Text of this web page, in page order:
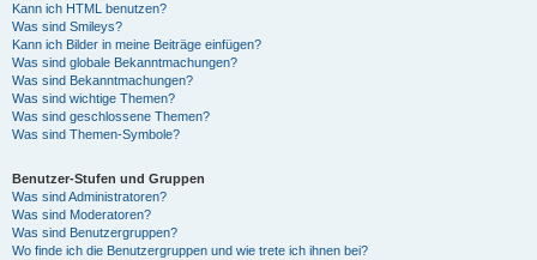
Kann ich HTML benutzen?
Was sind Smileys?
Kann ich Bilder in meine Beiträge einfügen?
Was sind globale Bekanntmachungen?
Was sind Bekanntmachungen?
Was sind wichtige Themen?
Was sind geschlossene Themen?
Was sind Themen-Symbole?
Benutzer-Stufen und Gruppen
Was sind Administratoren?
Was sind Moderatoren?
Was sind Benutzergruppen?
Wo finde ich die Benutzergruppen und wie trete ich ihnen bei?